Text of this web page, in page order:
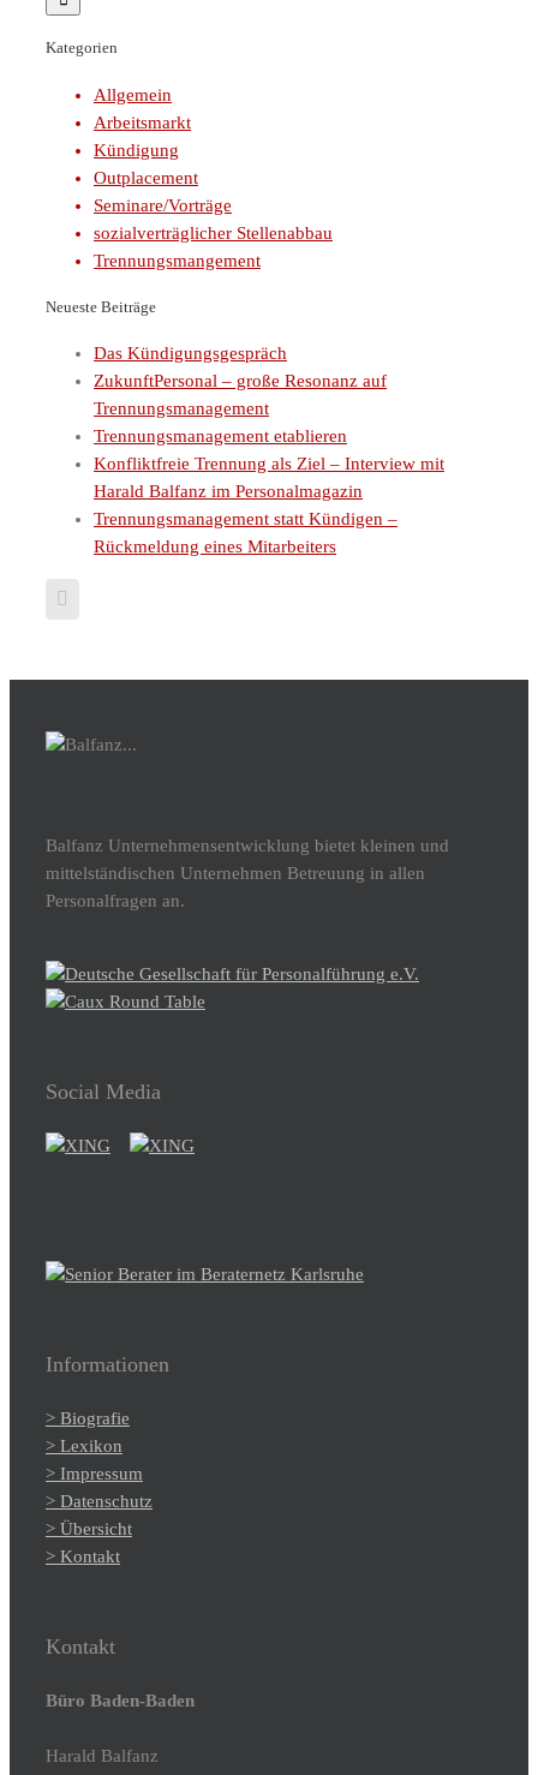
Kategorien
Allgemein
Arbeitsmarkt
Kündigung
Outplacement
Seminare/Vorträge
sozialverträglicher Stellenabbau
Trennungsmangement
Neueste Beiträge
Das Kündigungsgespräch
ZukunftPersonal – große Resonanz auf
Trennungsmanagement
Trennungsmanagement etablieren
Konfliktfreie Trennung als Ziel – Interview mit
Harald Balfanz im Personalmagazin
Trennungsmanagement statt Kündigen –
Rückmeldung eines Mitarbeiters
Balfanz Unternehmensentwicklung bietet kleinen und
mittelständischen Unternehmen Betreuung in allen
Personalfragen an.
Social Media
Informationen
> Biografie
> Lexikon
> Impressum
> Datenschutz
> Übersicht
> Kontakt
Kontakt
Büro Baden-Baden
Harald Balfanz